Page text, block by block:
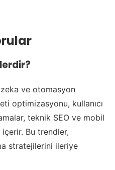
ve otomasyon
optimizasyonu, kullanıcı
teknik SEO ve mobil
Bu trendler,
stratejilerini ileriye